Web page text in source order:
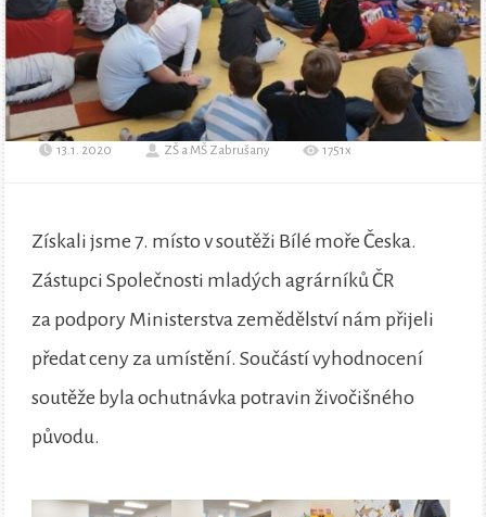
13.1. 2020 ZŠ a MŠ Zabrušany 1751x
Získali jsme 7. místo v soutěži Bílé moře Česka.
Zástupci Společnosti mladých agrárníků ČR
za podpory Ministerstva zemědělství nám přijeli
předat ceny za umístění. Součástí vyhodnocení
soutěže byla ochutnávka potravin živočišného
původu.